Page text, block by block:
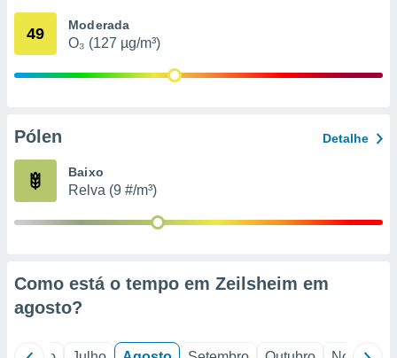
através
estudos
1199
49 Moderada
O₃ (127 µg/m³)
Pólen Detalhe
Baixo
Relva (9 #/m³)
Como está o tempo em Zeilsheim em
agosto?